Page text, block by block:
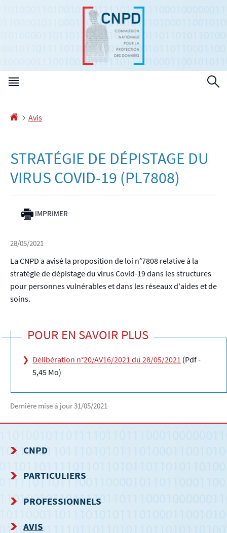
Accueil
Avis
STRATÉGIE DE DÉPISTAGE DU
VIRUS COVID-19 (PL7808)
IMPRIMER
28/05/2021
La CNPD a avisé la proposition de loi n°7808 relative à la
stratégie de dépistage du virus Covid-19 dans les structures
pour personnes vulnérables et dans les réseaux d'aides et de
soins.
POUR EN SAVOIR PLUS
Délibération n°20/AV16/2021 du 28/05/2021 (Pdf -
5,45 Mo)
Dernière mise à jour31/05/2021
MENU
DE
NAVIGATION
CNPD
PARTICULIERS
PROFESSIONNELS
AVIS